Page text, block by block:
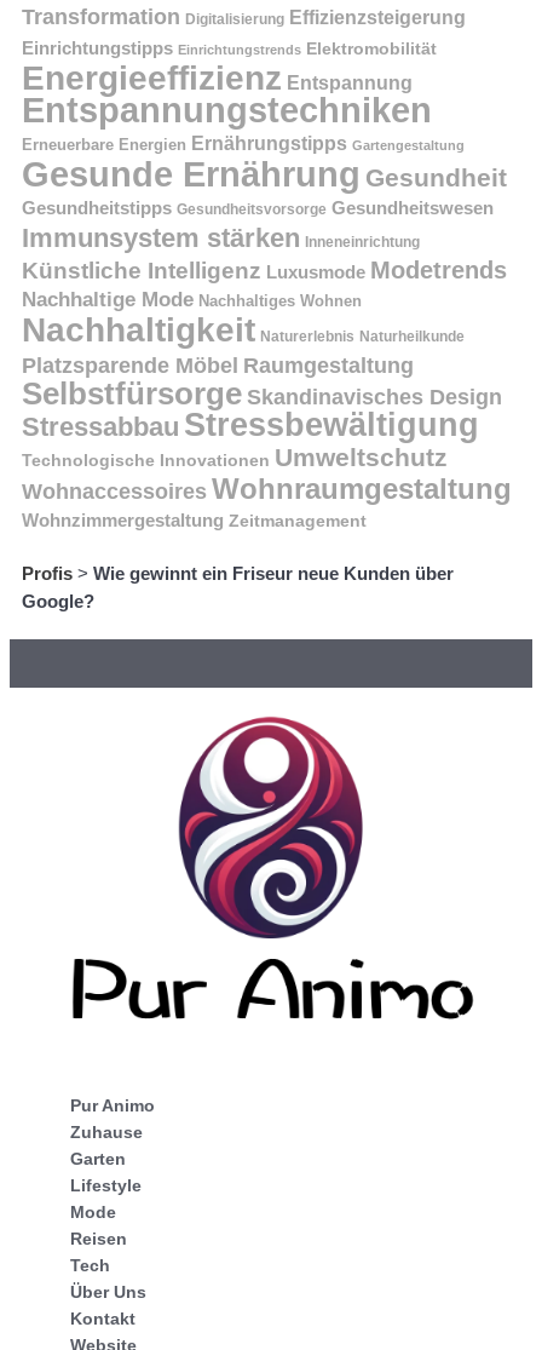
Transformation Digitalisierung Effizienzsteigerung
Einrichtungstipps Einrichtungstrends Elektromobilität
Energieeffizienz Entspannung
Entspannungstechniken
Erneuerbare Energien Ernährungstipps Gartengestaltung
Gesunde Ernährung Gesundheit
Gesundheitstipps Gesundheitsvorsorge Gesundheitswesen
Immunsystem stärken Inneneinrichtung
Künstliche Intelligenz Luxusmode Modetrends
Nachhaltige Mode Nachhaltiges Wohnen
Nachhaltigkeit Naturerlebnis Naturheilkunde
Platzsparende Möbel Raumgestaltung
Selbstfürsorge Skandinavisches Design
Stressabbau Stressbewältigung
Technologische Innovationen Umweltschutz
Wohnaccessoires Wohnraumgestaltung
Wohnzimmergestaltung Zeitmanagement
Profis > Wie gewinnt ein Friseur neue Kunden über
Google?
Pur Animo
Zuhause
Garten
Lifestyle
Mode
Reisen
Tech
Über Uns
Kontakt
Website